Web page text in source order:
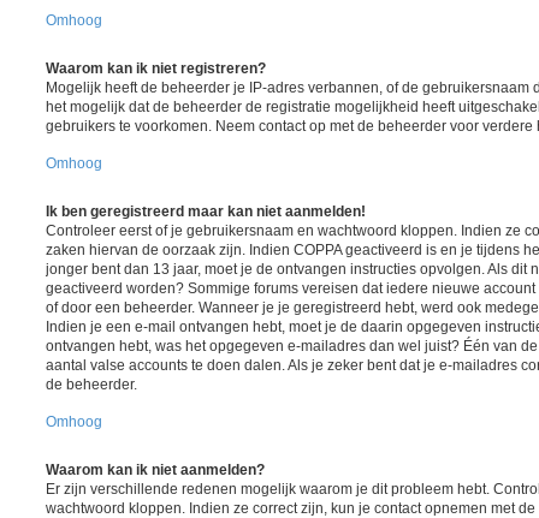
Omhoog
Waarom kan ik niet registreren?
Mogelijk heeft de beheerder je IP-adres verbannen, of de gebruikersnaam
het mogelijk dat de beheerder de registratie mogelijkheid heeft
gebruikers te voorkomen. Neem contact op met de beheerder voor verdere
Omhoog
Ik ben geregistreerd maar kan niet aanmelden!
Controleer eerst of je gebruikersnaam en wachtwoord kloppen. Indien ze
zaken hiervan de oorzaak zijn. Indien COPPA geactiveerd is en je tijdens
jonger bent dan 13 jaar, moet je de ontvangen instructies opvolgen. Als dit
geactiveerd worden? Sommige forums vereisen dat iedere nieuwe
of door een beheerder. Wanneer je je geregistreerd hebt, werd ook
Indien je een e-mail ontvangen hebt, moet je de daarin opgegeven
ontvangen hebt, was het opgegeven e-mailadres dan wel juist? Één van
aantal valse accounts te doen dalen. Als je zeker bent dat je e-mailadres
de beheerder.
Omhoog
Waarom kan ik niet aanmelden?
Er zijn verschillende redenen mogelijk waarom je dit probleem hebt.
wachtwoord kloppen. Indien ze correct zijn, kun je contact opnemen met